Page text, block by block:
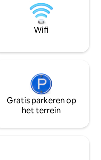
slim slot het
fitnessruimte,
voorzieningen. 24 uur beveiliging, lift
Cajica.
Wifi
Gratis parkeren op
het terrein